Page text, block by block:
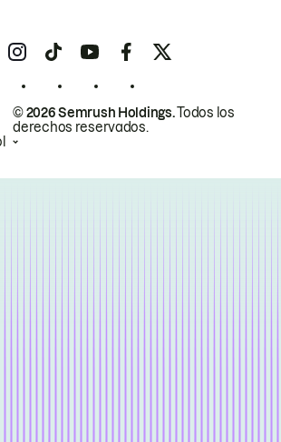
© 2026 Semrush Holdings.Todos los
derechos reservados.